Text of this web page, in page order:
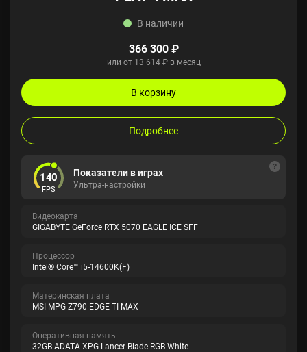
В наличии
366 300 ₽
или от 13 614 ₽ в месяц
В корзину
Подробнее
140
FPS
Показатели в играх
Ультра-настройки
Видеокарта
GIGABYTE GeForce RTX 5070 EAGLE ICE SFF
Процессор
Intel® Core™ i5-14600K(F)
Материнская плата
MSI MPG Z790 EDGE TI MAX
Оперативная память
32GB ADATA XPG Lancer Blade RGB White